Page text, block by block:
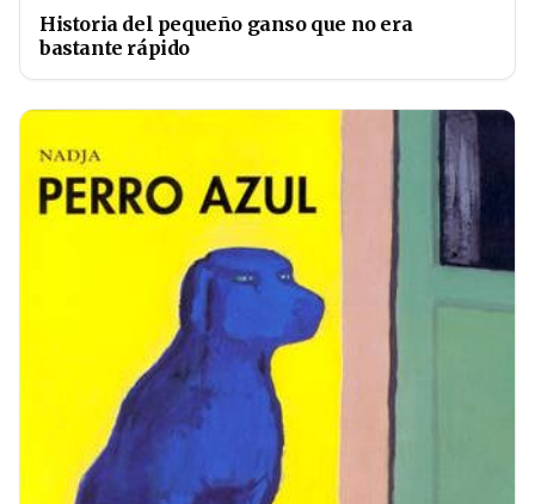
Historia del pequeño ganso que no era
bastante rápido